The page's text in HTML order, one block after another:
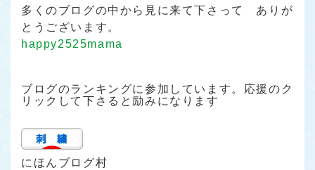
多くのブログの中から見に来て下さって ありが
とうございます。
happy2525mama
ブログのランキングに参加しています。応援のク
リックして下さると励みになります
にほんブログ村